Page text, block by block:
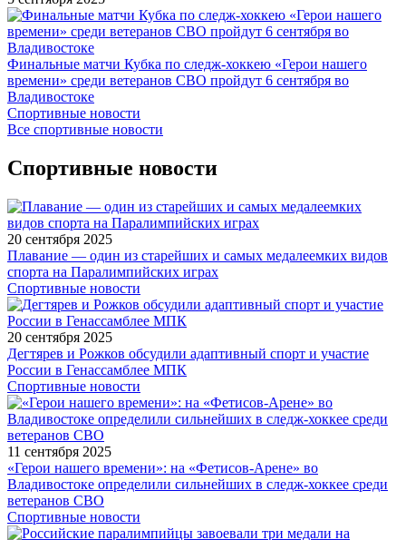
Финальные матчи Кубка по следж-хоккею «Герои нашего
времени» среди ветеранов СВО пройдут 6 сентября во
Владивостоке
Спортивные новости
Все спортивные новости
Спортивные новости
20 сентября 2025
Плавание — один из старейших и самых медалеемких видов
спорта на Паралимпийских играх
Спортивные новости
20 сентября 2025
Дегтярев и Рожков обсудили адаптивный спорт и участие
России в Генассамблее МПК
Спортивные новости
11 сентября 2025
«Герои нашего времени»: на «Фетисов-Арене» во
Владивостоке определили сильнейших в следж-хоккее среди
ветеранов СВО
Спортивные новости